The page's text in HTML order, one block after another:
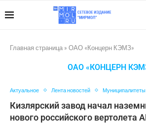
Главная страница » ОАО «Концерн КЭМЗ»
ОАО «КОНЦЕРН
Актуальное Лента новостей Муниципалитеты
Кизлярский завод начал
нового российского вертолета